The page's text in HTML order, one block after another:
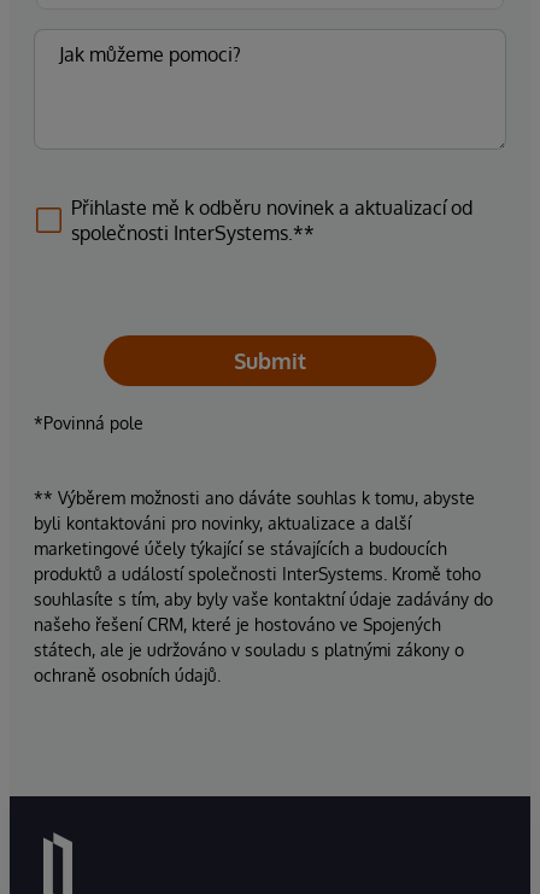
Přihlaste mě k odběru novinek a aktualizací od
společnosti InterSystems.**
Submit
*Povinná pole
** Výběrem možnosti ano dáváte souhlas k tomu, abyste
byli kontaktováni pro novinky, aktualizace a další
marketingové účely týkající se stávajících a budoucích
produktů a událostí společnosti InterSystems. Kromě toho
souhlasíte s tím, aby byly vaše kontaktní údaje zadávány do
našeho řešení CRM, které je hostováno ve Spojených
státech, ale je udržováno v souladu s platnými zákony o
ochraně osobních údajů.